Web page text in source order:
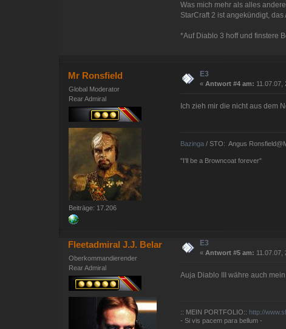
Was mich mehr als alles
StarCraft 2 ist angekündigt,
*Auf Diablo 3 hoff und finstere
Mr Ronsfield
Global Moderator
Rear Admiral
Beiträge: 17.206
E3
« Antwort #4 am: 11.07.07,
Ich zieh mir die nicht aus dem
Bazinga / STO: Angus
"I'll be a Browncoat forever"
Fleetadmiral J.J. Belar
Oberkommandierender
Rear Admiral
E3
« Antwort #5 am: 11.07.07,
Auja Diablo III währe auch
:: MEIN PORTFOLIO:: http://
- Si vis pacem para bellum -